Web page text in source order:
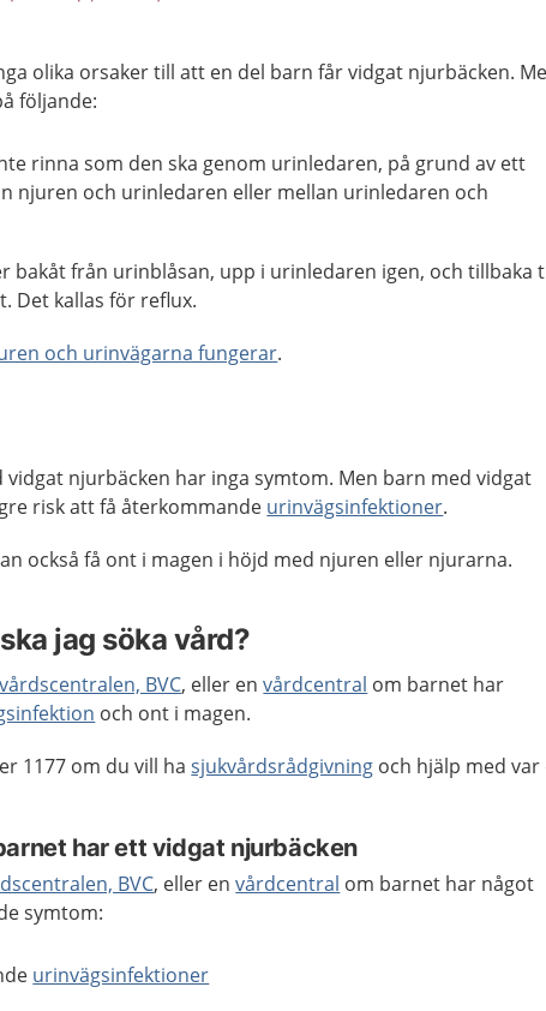
olika orsaker till att en del barn får vidgat njurbäcken.
följande:
rinna som den ska genom urinledaren, på grund av ett
njuren och urinledaren eller mellan urinledaren och
bakåt från urinblåsan, upp i urinledaren igen, och tillbaka
Det kallas för reflux.
och urinvägarna fungerar.
vidgat njurbäcken har inga symtom. Men barn med vidgat
risk att få återkommande urinvägsinfektioner.
också få ont i magen i höjd med njuren eller njurarna.
jag söka vård?
BVC, eller envårdcentral om barnet har
och ont i magen.
1177 om du vill hasjukvårdsrådgivning och hjälp med var
har ett vidgat njurbäcken
BVC, eller envårdcentral om barnet har något
symtom:
urinvägsinfektioner